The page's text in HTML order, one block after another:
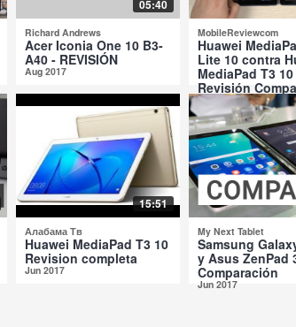
05:40
Richard Andrews
Acer Iconia One 10 B3-
A40 - REVISIÓN
Aug 2017
MobileReviewcom
Huawei
Lite 10 contra
MediaPad T3 10
Revisión
Jul 2017
15:51
Алабама Тв
Huawei MediaPad T3 10
Revision completa
Jun 2017
My Next Tablet
Samsung
y Asus ZenPad
Comparación
Jun 2017